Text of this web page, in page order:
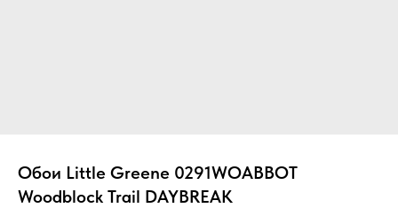
Обои Little Greene 0291WOABBOT
Woodblock Trail DAYBREAK